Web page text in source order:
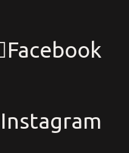
Facebook
Instagram